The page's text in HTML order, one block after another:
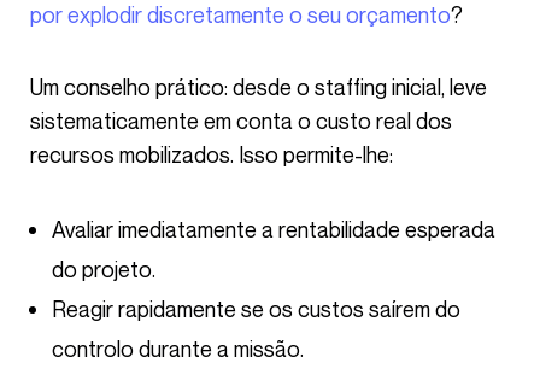
por explodir discretamente o seu orçamento?
Um conselho prático: desde o staffing inicial, leve
sistematicamente em conta o custo real dos
recursos mobilizados. Isso permite-lhe:
Avaliar imediatamente a rentabilidade esperada
do projeto.
Reagir rapidamente se os custos saírem do
controlo durante a missão.